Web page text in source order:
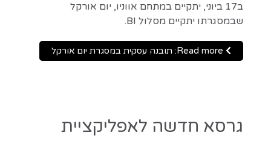
ב17 ביוני, יתקיים במתחם אווניו, יום אורקל
שבמסגרתו יתקיים מסלול BI.
גרסא חדשה לאפליקציית